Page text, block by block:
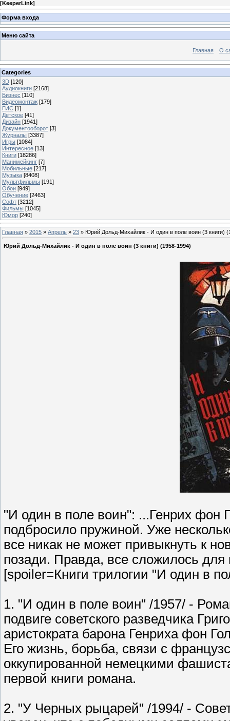
[KeeperLink]
Форма входа
Меню сайта
Главная О
Categories
3D [120]
Аудиокниги [2168]
Бизнес [110]
Видеомонтаж [179]
ГИС [1]
Детское [41]
Дизайн [1941]
Документооборот [3]
Журналы [3387]
Игры [1084]
Интересное [13]
Книги [18286]
Манимейкинг [7]
Мобильные [217]
Музыка [8408]
Мультфильмы [191]
Обои [949]
Обучение [2463]
Софт [3212]
Фильмы [1045]
Юмор [240]
Главная » 2015 » Апрель » 23 » Юрий Дольд-Михайлик - И один в поле воин (3 книги)
Юрий Дольд-Михайлик - И один в поле воин (3 книги) (1958-1994)
"И один в поле воин": ...Генрих фон
подбросило пружиной. Уже
все никак не может привыкнуть к
позади. Правда, все сложилось
[spoiler=Книги трилогии "И один в
1. "И один в поле воин" /1957/ -
подвиге советского разведчика
аристократа барона Генриха фон
Его жизнь, борьба, связи с
оккупированной немецкими
первой книги романа.
2. "У Черных рыцарей" /1994/ -